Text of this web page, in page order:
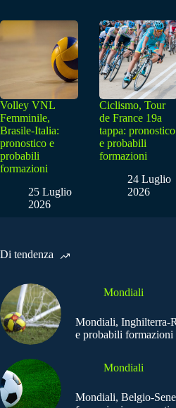
Volley VNL
Femminile,
Brasile-Italia:
pronostico e
probabili
formazioni
25 Luglio
2026
Ciclismo, Tour
de France 19a
tappa: pronostico
e probabili
formazioni
24 Luglio
2026
Di tendenza
Mondiali
Mondiali, Inghilterra-
e probabili formazioni
Mondiali
Mondiali, Belgio-